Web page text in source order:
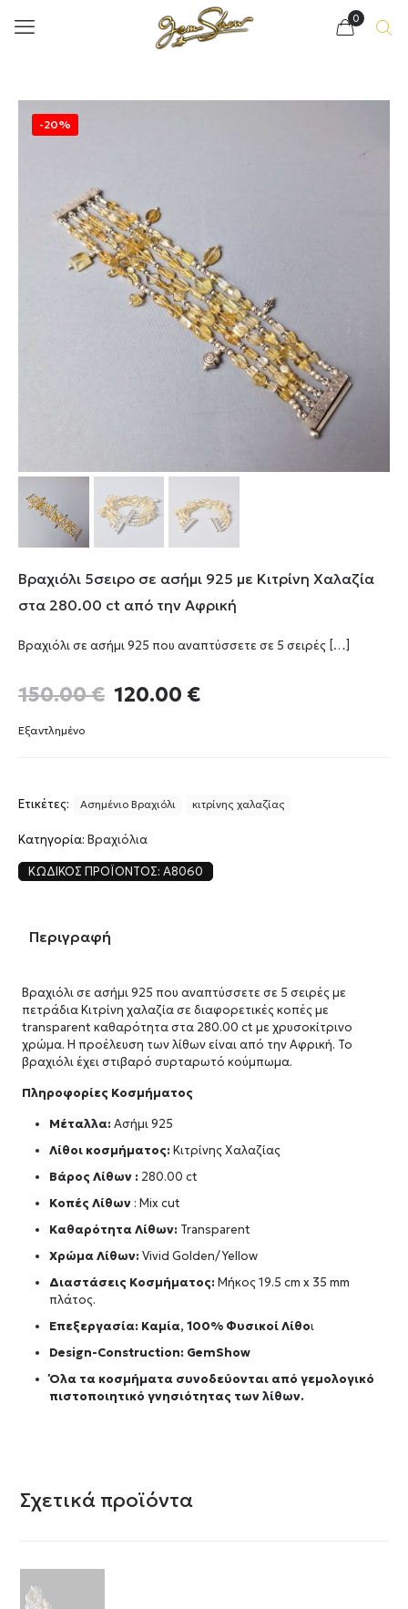
0
-20%
Βραχιόλι 5σειρο σε ασήμι 925 με Κιτρίνη Χαλαζία
στα 280.00 ct από την Αφρική
Βραχιόλι σε ασήμι 925 που αναπτύσσετε σε 5 σειρές […]
150.00€ Original
120.00 €Η
Εξαντλημένο
Ετικέτες: Ασημένιο Βραχιόλι κιτρίνης χαλαζίας
Κατηγορία: Βραχιόλια
ΚΩΔΙΚΌΣ ΠΡΟΪΌΝΤΟΣ: A8060
Περιγραφή
Βραχιόλι σε ασήμι 925 που αναπτύσσετε σε 5 σειρές με
πετράδια Κιτρίνη χαλαζία σε διαφορετικές κοπές με
transparent καθαρότητα στα 280.00 ct με χρυσοκίτρινο
χρώμα. Η προέλευση των λίθων είναι από την Αφρική. Το
βραχιόλι έχει στιβαρό συρταρωτό κούμπωμα.
Πληροφορίες Κοσμήματος
Μέταλλα: Ασήμι 925
Λίθοι κοσμήματος: Κιτρίνης Χαλαζίας
Βάρος Λίθων : 280.00 ct
Κοπές Λίθων : Mix cut
Καθαρότητα Λίθων: Transparent
Χρώμα Λίθων: Vivid Golden/Yellow
Διαστάσεις Κοσμήματος: Μήκος 19.5 cm x 35 mm
πλάτος.
Επεξεργασία: Καμία, 100% Φυσικοί Λίθοι
Design-Construction: GemShow
Όλα τα κοσμήματα συνοδεύονται από γεμολογικό
πιστοποιητικό γνησιότητας των λίθων.
Σχετικά προϊόντα